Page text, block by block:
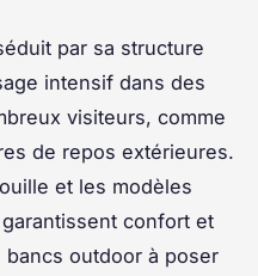
par sa structure
intensif dans des
visiteurs, comme
de repos extérieures.
et les modèles
confort et
bancs outdoor à poser